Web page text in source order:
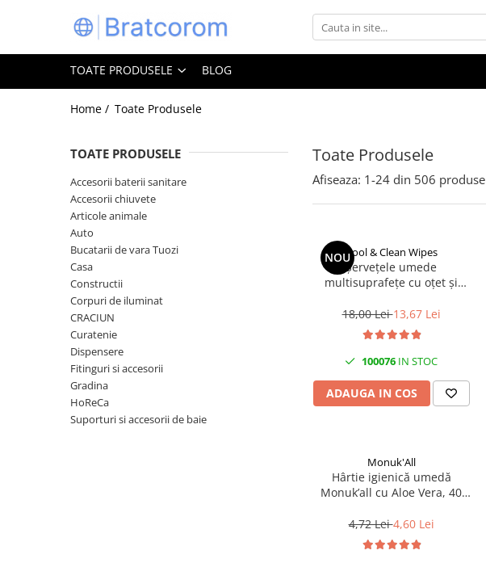
Toate Produsele
Articole animale
Adapatoare animale
Hrana pentru caini
Hrana pentru pisici
Produse igiena externa animale
Bucatarii de vara Tuozi
Articole ambalare
Articole bucatarie
Articole mobila
Articole organizare
Articole Sportive
Cutii postale
TOATE PRODUSELE BLOG
Home / Toate Produsele
Toate Produsele
TOATE PRODUSELE
Accesorii baterii sanitare
Accesorii chiuvete
Articole animale
Auto
Bucatarii de vara Tuozi
Casa
Constructii
Corpuri de iluminat
CRACIUN
Curatenie
Dispensere
Fitinguri si accesorii
Gradina
HoReCa
Suporturi si accesorii de baie
Afiseaza: 1-24 din 506 produse
NOUCool & Clean Wipes
Șervețele umede
multisuprafețe cu oțet și
Clean
18,00 Lei13,67 Lei
100076 IN STOC
ADAUGA IN COS
Monuk'All
Hârtie igienică umedă
Monuk’all cu Aloe Vera, 40
alcool
4,72 Lei4,60 Lei